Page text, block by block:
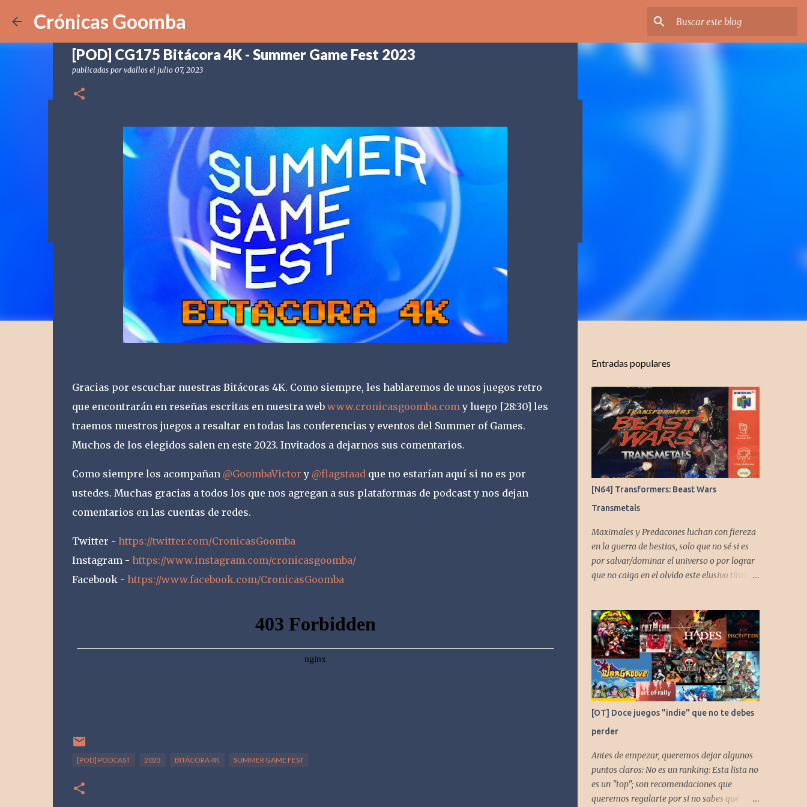
Crónicas Goomba
[POD] CG328 Shadow Labyrinth
Crónicas Goomba el julio 24, 2026 [POD] PODCAST [PS5] PLAYSTATION 5 2025 BANDAI NAMCO
[POD] CG175 Bitácora 4K - Summer Game Fest 2023
publicadas por vdallos el julio 07, 2023
Gracias por escuchar nuestras Bitácoras 4K. Como siempre, les hablaremos de unos juegos retro
que encontrarán en reseñas escritas en nuestra web www.cronicasgoomba.comy luego [28:30] les
traemos nuestros juegos a resaltar en todas las conferencias y eventos del Summer of Games.
Muchos de los elegidos salen en este 2023. Invitados a dejarnos sus comentarios.
Como siempre los acompañan @GoombaVictor y @flagstaadque no estarían aquí si no es por
ustedes. Muchas gracias a todos los que nos agregan a sus plataformas de podcast y nos dejan
comentarios en las cuentas de redes.
Twitter - https://twitter.com/CronicasGoomba
Instagram - https://www.instagram.com/cronicasgoomba/
Facebook - https://www.facebook.com/CronicasGoomba
[POD] PODCAST 2023 BITÁCORA 4K SUMMER GAME FEST
Entradas populares
[N64] Transformers: Beast Wars
Transmetals
Maximales y Predacones luchan con fiereza
en la guerra de bestias, solo que no sé si es
por salvar/dominar el universo o por lograr
que no caiga en el olvido este elusivo título
[OT] Doce juegos "indie" que no te debes
perder
Antes de empezar, queremos dejar algunos
puntos claros: No es un ranking: Esta lista no
es un "top"; son recomendaciones que
queremos regalarte por si no sabes qué